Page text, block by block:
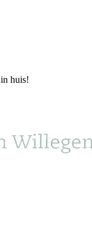
in huis!